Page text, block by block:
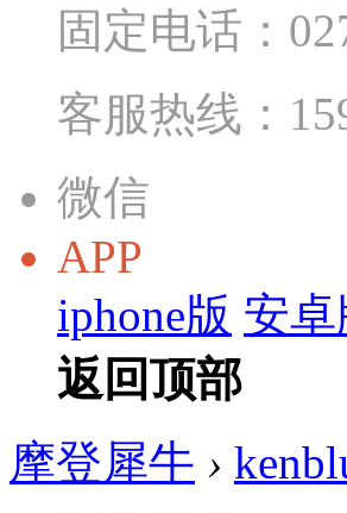
固定电话：
客服热线：
微信
APP
iphone版 安卓
返回顶部
摩登犀牛 ›